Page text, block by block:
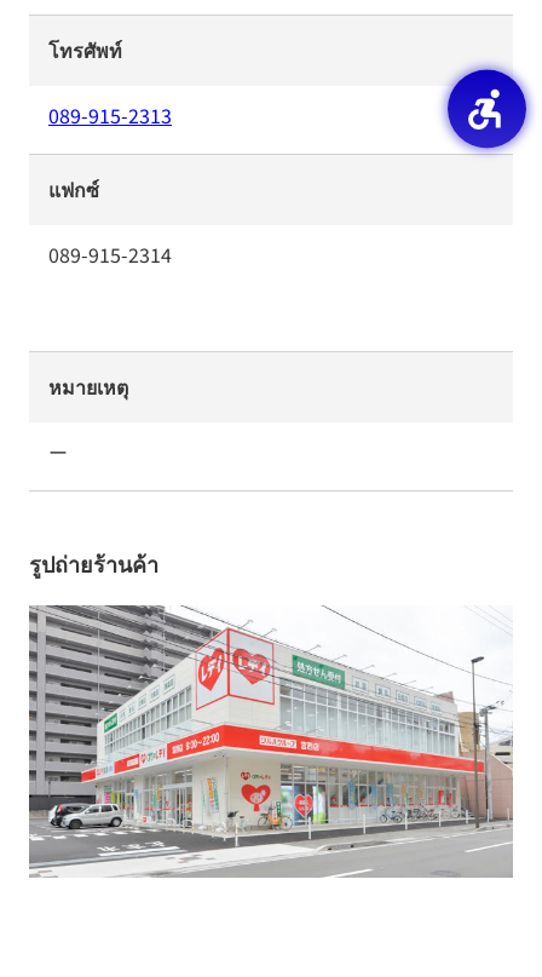
โทรศัพท์
089-915-2313
แฟกซ์
089-915-2314
หมายเหตุ
ー
รูปถ่ายร้านค้า